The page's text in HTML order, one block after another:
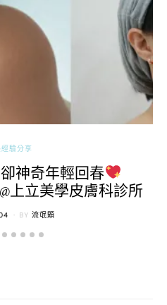
驗分享
神奇年輕回春
上立美學皮膚科診所
BY 流氓顆